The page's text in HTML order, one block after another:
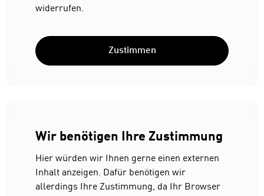
widerrufen.
Zustimmen
Wir benötigen Ihre Zustimmung
Hier würden wir Ihnen gerne einen externen
Inhalt anzeigen. Dafür benötigen wir
allerdings Ihre Zustimmung, da Ihr Browser